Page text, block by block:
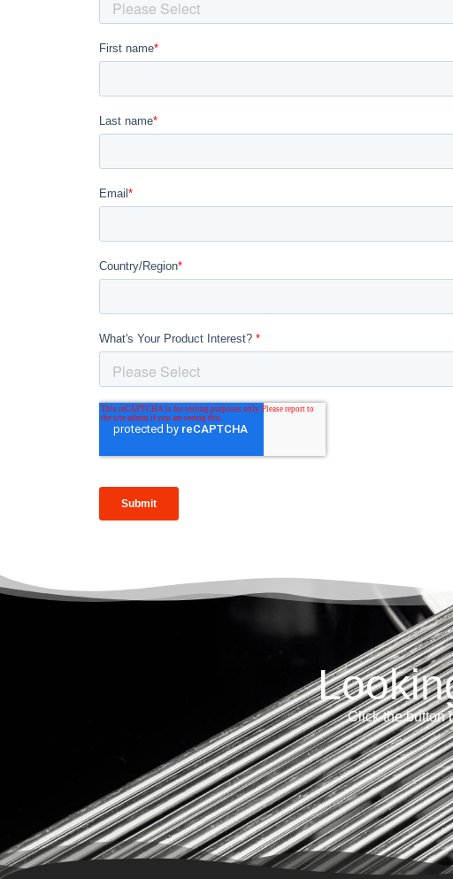
Click the button